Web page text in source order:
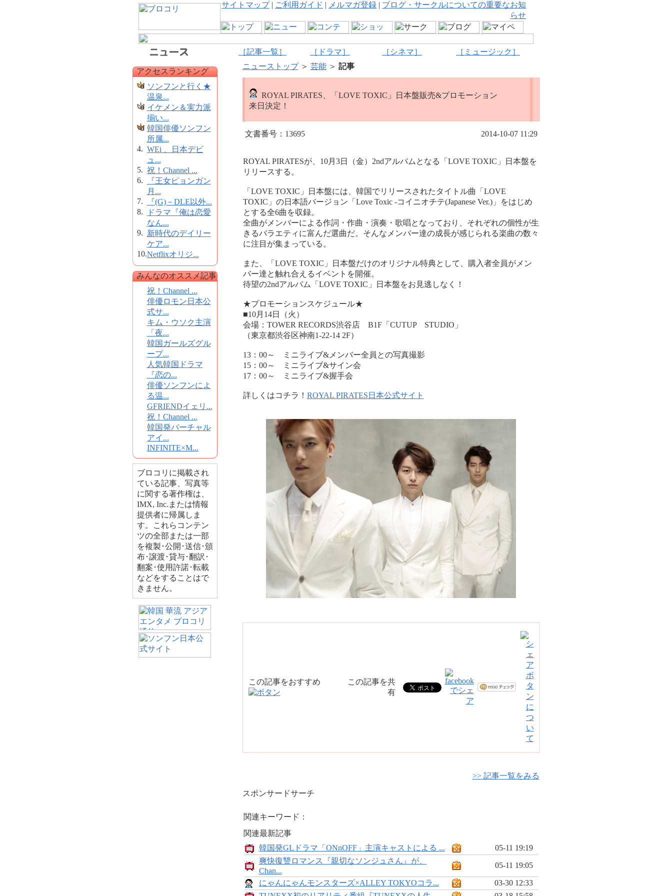
サイトマップ| ご利用ガイド | メルマガ登録 | ブログ・サークルについての重要なお知
らせ
［記事一覧］ ［ドラマ］ ［シネマ］ ［ミュージック］
アクセスランキング
ソンフンと行く★
温泉...
イケメン＆実力派
揃い...
韓国俳優ソンフン
所属...
4. WEi 、日本デビ
ュ...
5. 祝！Channel ...
6.
『王女ピョンガン
月...
7.
『(G)－DLE以外...
8.
ドラマ『俺は恋愛
なん...
9. 新時代のデイリー
ケア...
10.Netflixオリジ...
みんなのオススメ記事
祝！Channel ...
俳優ロモン日本公
式サ...
キム・ウソク主演
「夜...
韓国ガールズグル
ープ...
人気韓国ドラマ
『恋の...
俳優ソンフンによ
る温...
GFRIENDイェリ...
祝！Channel ...
韓国発バーチャル
アイ...
INFINITE×M...
ブロコリに掲載され
ている記事、写真等
に関する著作権は、
IMX, Inc.または情報
提供者に帰属しま
す。これらコンテン
ツの全部または一部
を複製･公開･送信･頒
布･譲渡･貸与･翻訳･
翻案･使用許諾･転載
などをすることはで
きません。
ニューストップ＞ 芸能＞ 記事
ROYAL PIRATES、「LOVE TOXIC」日本盤販売&プロモーション
来日決定！
文書番号：13695 2014-10-07 11:29
ROYAL PIRATESが、10月3日（金）2ndアルバムとなる「LOVE TOXIC」日本盤を
リリースする。
「LOVE TOXIC」日本盤には、韓国でリリースされたタイトル曲「LOVE
TOXIC」の日本語バージョン「Love Toxic -コイニオチテ(Japanese Ver.)」をはじめ
とする全6曲を収録。
全曲がメンバーによる作詞・作曲・演奏・歌唱となっており、それぞれの個性が生
きるバラエティに富んだ選曲だ。そんなメンバー達の成長が感じられる楽曲の数々
に注目が集まっている。
また、「LOVE TOXIC」日本盤だけのオリジナル特典として、購入者全員がメン
バー達と触れ合えるイベントを開催。
待望の2ndアルバム「LOVE TOXIC」日本盤をお見逃しなく！
★プロモーションスケジュール★
■10月14日（火）
会場：TOWER RECORDS渋谷店 B1F「CUTUP STUDIO」
（東京都渋谷区神南1-22-14 2F）
13：00～ ミニライブ&メンバー全員との写真撮影
15：00～ ミニライブ&サイン会
17：00～ ミニライブ&握手会
詳しくはコチラ！ ROYAL PIRATES日本公式サイト
この記事をおすすめ
この記事を共
有
>> 記事一覧をみる
スポンサードサーチ
関連キーワード：
関連最新記事
韓国発GLドラマ「ONnOFF」主演キャストによる ...
05-11 19:19
爽快復讐ロマンス『親切なソンジュさん』が、
Chan...
05-11 19:05
にゃんにゃんモンスターズ×ALLEY TOKYOコラ...
03-30 12:33